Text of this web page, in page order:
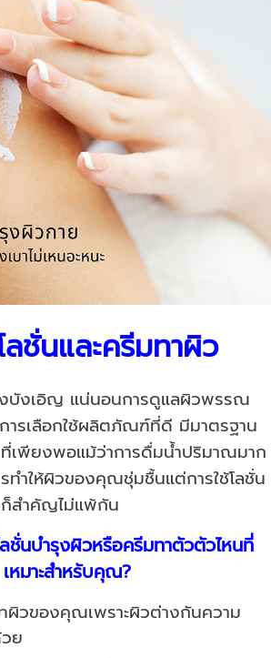
ลชั่นและครีมทาผิว
งบังเอิญ แน่นอนการดูแลผิวพรรณ
ารเลือกใช้ผลิตภัณฑ์ที่ดี มีมาตรฐาน
เพียงพอแม้ว่าการดื่มน้ำปริมาณมาก
รทำให้ผิวของคุณชุ่มชื้นแต่การใช้โลชั่น
ก็สำคัญไม่แพ้กัน
ชั่นบำรุงผิวหรือครีมทาตัวตัวไหนที่
เหมาะสำหรับคุณ?
ผิวของคุณเพราะผิวต่างกันความ
ย